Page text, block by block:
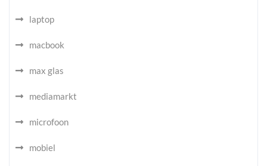
laptop
macbook
max glas
mediamarkt
microfoon
mobiel